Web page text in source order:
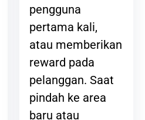
pengguna
pertama kali,
atau memberikan
reward pada
pelanggan. Saat
pindah ke area
baru atau